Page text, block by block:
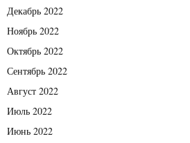
Декабрь 2022
Ноябрь 2022
Октябрь 2022
Сентябрь 2022
Август 2022
Июль 2022
Июнь 2022